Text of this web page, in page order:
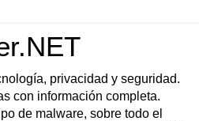
privacidad y seguridad.
con información completa.
de malware, sobre todo el